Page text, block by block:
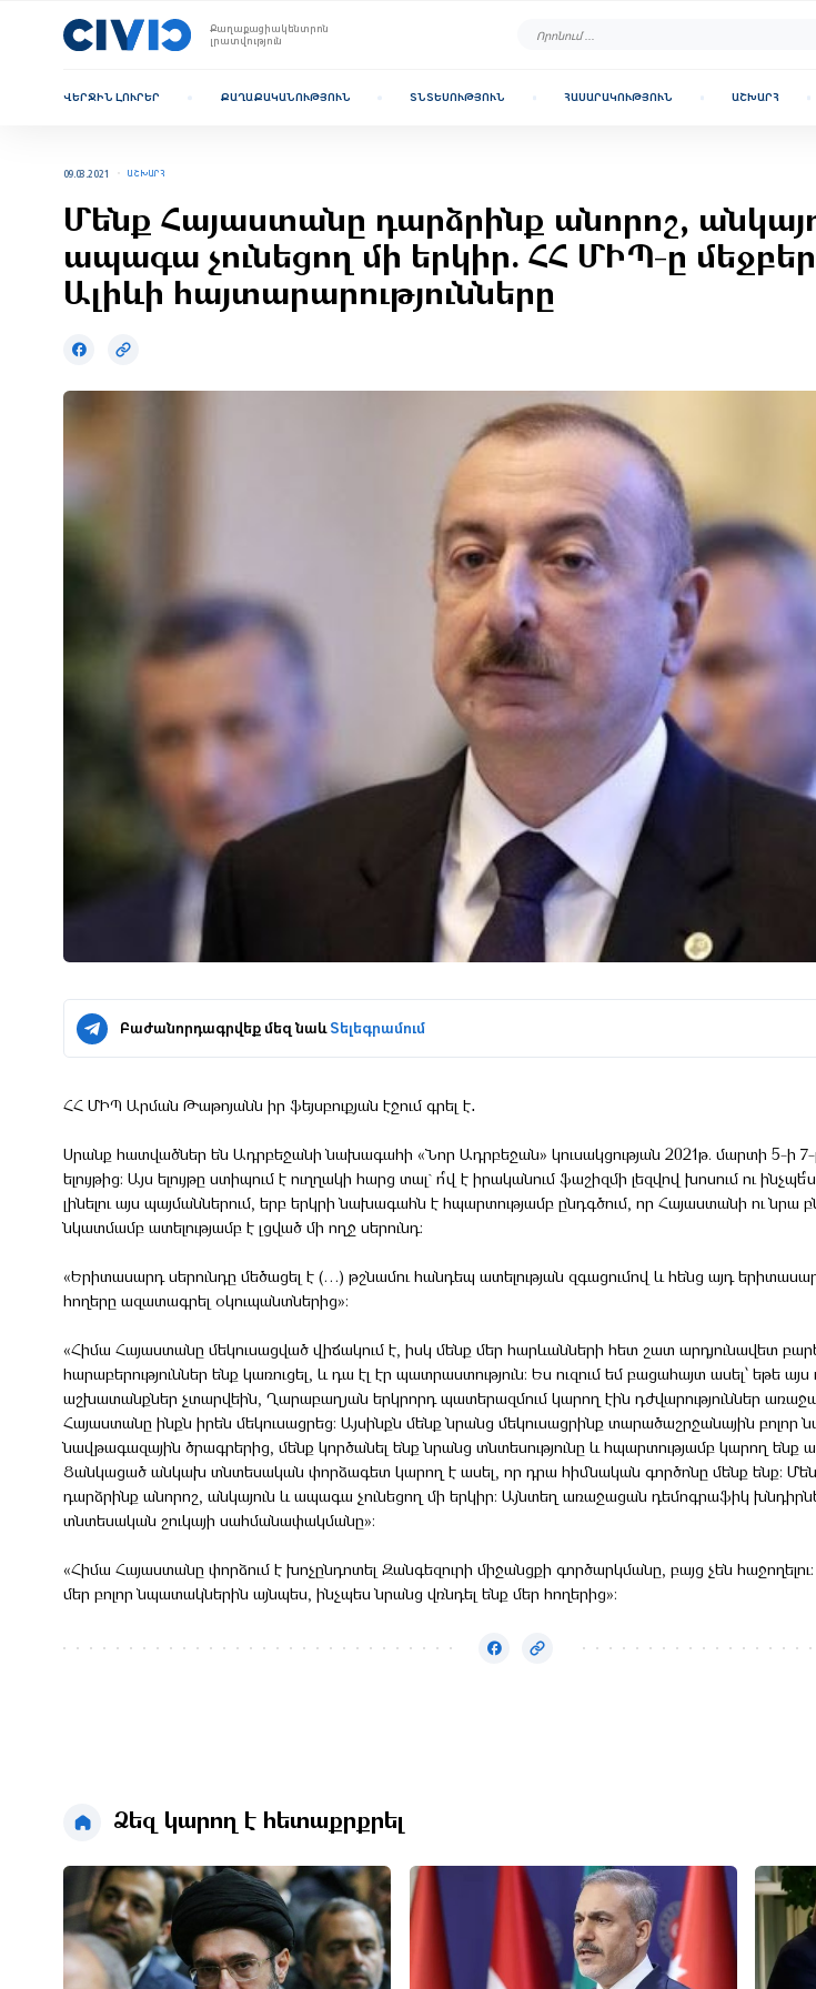
Քաղաքացիակենտրոն
լրատվություն
ՎԵՐՋԻՆ ԼՈՒՐԵՐ ՔԱՂԱՔԱԿԱՆՈՒԹՅՈՒՆ ՏՆՏԵՍՈՒԹՅՈՒՆ ՀԱՍԱՐԱԿՈՒԹՅՈՒՆ ԱՇԽԱՐՀ
09.03.2021 ԱՇԽԱՐՀ
Մենք Հայաստանը դարձրինք անորոշ,
ապագա չունեցող մի երկիր. ՀՀ ՄԻՊ-ը
Ալիևի հայտարարությունները
Բաժանորդագրվեք մեզ նաևՏելեգրամում
ՀՀ ՄԻՊ Արման Թաթոյանն իր ֆեյսբուքյան էջում գրել է․
Սրանք հատվածներ են Ադրբեջանի նախագահի «Նոր Ադրբեջան» կուսակցության 2021թ. մարտի 5-ի
ելույթից: Այս ելույթը ստիպում է ուղղակի հարց տալ` ո՞վ է իրականում ֆաշիզմի լեզվով խոսում ու
լինելու այս պայմաններում, երբ երկրի նախագահն է հպարտությամբ ընդգծում, որ Հայաստանի ու նրա
նկատմամբ ատելությամբ է լցված մի ողջ սերունդ:
«Երիտասարդ սերունդը մեծացել է (…) թշնամու հանդեպ ատելության զգացումով և հենց այդ
հողերը ազատագրել օկուպանտներից»։
«Հիմա Հայաստանը մեկուսացված վիճակում է, իսկ մենք մեր հարևանների հետ շատ արդյունավետ
հարաբերություններ ենք կառուցել, և դա էլ էր պատրաստություն։ Ես ուզում եմ բացահայտ ասել՝ եթե այս
աշխատանքներ չտարվեին, Ղարաբաղյան երկրորդ պատերազմում կարող էին դժվարություններ
Հայաստանը ինքն իրեն մեկուսացրեց։ Այսինքն մենք նրանց մեկուսացրինք տարածաշրջանային բոլոր
նավթագազային ծրագրերից, մենք կործանել ենք նրանց տնտեսությունը և հպարտությամբ կարող ենք
Ցանկացած անկախ տնտեսական փորձագետ կարող է ասել, որ դրա հիմնական գործոնը մենք ենք։
դարձրինք անորոշ, անկայուն և ապագա չունեցող մի երկիր։ Այնտեղ առաջացան դեմոգրաֆիկ
տնտեսական շուկայի սահմանափակմանը»։
«Հիմա Հայաստանը փորձում է խոչընդոտել Զանգեզուրի միջանցքի գործարկմանը, բայց չեն հաջողելու։
մեր բոլոր նպատակներին այնպես, ինչպես նրանց վռնդել ենք մեր հողերից»։
Ձեզ կարող է հետաքրքրել